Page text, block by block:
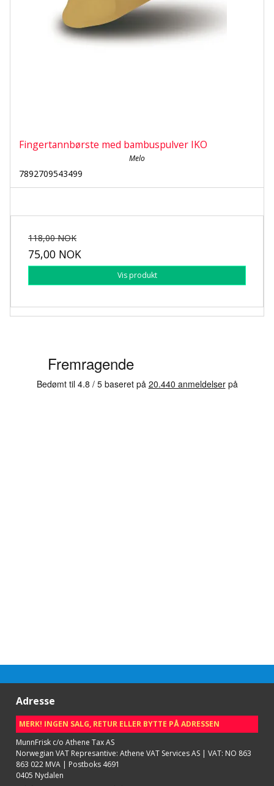
Fingertannbørste med bambuspulver IKO
Melo
7892709543499
118,00 NOK
75,00 NOK
Vis produkt
Adresse
MERK! INGEN SALG, RETUR ELLER BYTTE PÅ ADRESSEN
MunnFrisk c/o Athene Tax AS
Norwegian VAT Represantive: Athene VAT Services AS | VAT: NO 863
863 022 MVA | Postboks 4691
0405 Nydalen